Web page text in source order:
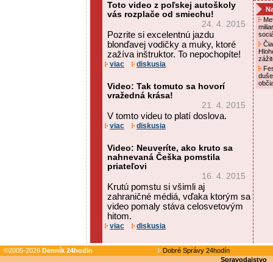
Toto video z poľskej autoškoly
vás rozplače od smiechu!
24. 4. 2015
Pozrite si excelentnú jazdu
blonďavej vodičky a muky, ktoré
zažíva inštruktor. To nepochopíte!
viac diskusia
Video: Tak tomuto sa hovorí
vražedná krása!
21. 4. 2015
V tomto videu to platí doslova.
viac diskusia
Video: Neuveríte, ako kruto sa
nahnevaná Češka pomstila
priateľovi
16. 4. 2015
Krutú pomstu si všimli aj
zahraničné médiá, vďaka ktorým sa
video pomaly stáva celosvetovým
hitom.
viac diskusia
©2005-2026 Denník 24hodin
Dobré Správy 24hodín
Spravodajstvo